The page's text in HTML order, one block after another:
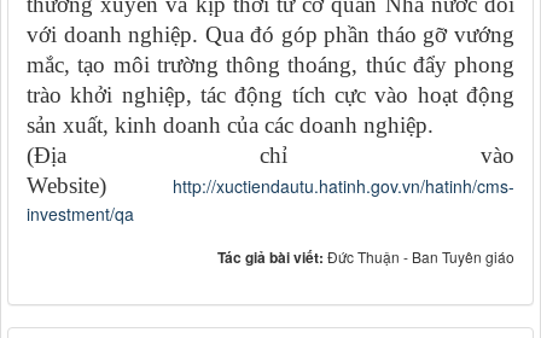
với doanh nghiệp. Qua đó góp phần tháo gỡ vướng
mắc, tạo môi trường thông thoáng, thúc đẩy phong
trào khởi nghiệp, tác động tích cực vào hoạt động
sản xuất, kinh doanh của các doanh nghiệp.
(Địa chỉ vào
Website) http://xuctiendautu.hatinh.gov.vn/hatinh/cms-
investment/qa
Tác giả bài viết: Đức Thuận - Ban Tuyên giáo